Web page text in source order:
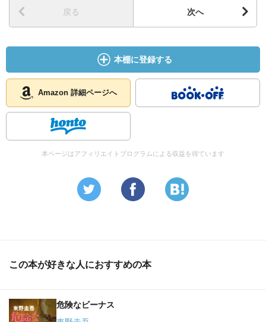
戻る 次へ
本棚に登録する
Amazon 詳細ページへ
本ページはアフィリエイトプログラムによる収益を得ています
この本が好きな人におすすめの本
危険なビーナス